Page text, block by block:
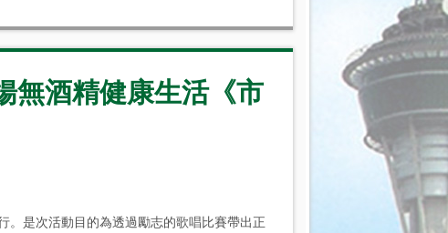
無酒精健康生活《市
。是次活動目的為透過勵志的歌唱比賽帶出正